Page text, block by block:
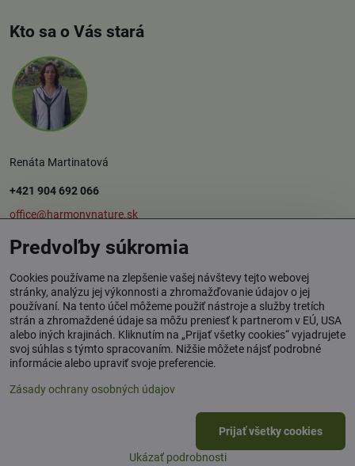
Kto sa o Vás stará
Renáta Martinatová
+421 904 692 066
office@harmonynature.sk
O spoločnosti
Harmony Nature s.r.o.
Štúrova 37, 949 01 Nitra
Osobný odber tovaru: Rybník / okr. Levice
Copyright
Vytvorené pomocou:BiznisWeb.sk
Predvoľby súkromia
Cookies používame na zlepšenie vašej návštevy tejto webovej
stránky, analýzu jej výkonnosti a zhromažďovanie údajov o jej
používaní. Na tento účel môžeme použiť nástroje a služby tretích
strán a zhromaždené údaje sa môžu preniesť k partnerom v EÚ, USA
alebo iných krajinách. Kliknutím na „Prijať všetky cookies“ vyjadrujete
svoj súhlas s týmto spracovaním. Nižšie môžete nájsť podrobné
informácie alebo upraviť svoje preferencie.
Zásady ochrany osobných údajov
Ukázať podrobnosti
Prijať všetky cookies